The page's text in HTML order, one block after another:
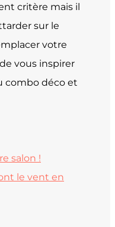
critère mais il
sur le
votre
vous inspirer
combo déco et
salon !
le vent en